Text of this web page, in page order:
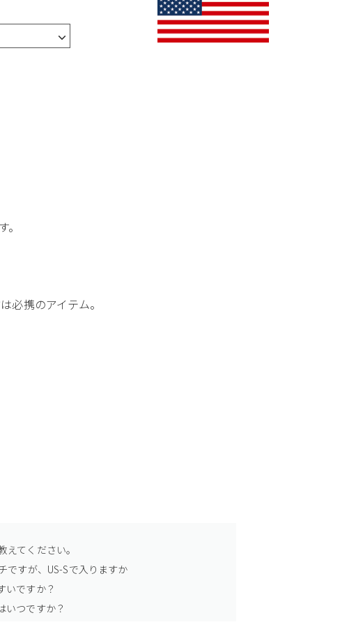
必携のアイテム。
えてください。
ですが、US-Sで入りますか
いですか？
いつですか？